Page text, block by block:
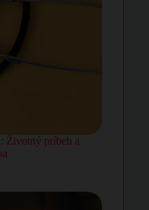
Životný príbeh a